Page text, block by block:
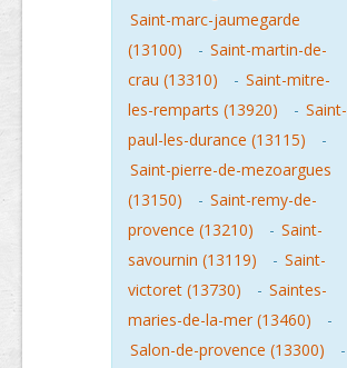
Saint-marc-jaumegarde
(13100)
- Saint-martin-de-
crau (13310)
- Saint-mitre-
les-remparts (13920)
- Saint-
paul-les-durance (13115)
-
Saint-pierre-de-mezoargues
(13150)
- Saint-remy-de-
provence (13210)
- Saint-
savournin (13119)
- Saint-
victoret (13730)
- Saintes-
maries-de-la-mer (13460)
-
Salon-de-provence (13300)
-